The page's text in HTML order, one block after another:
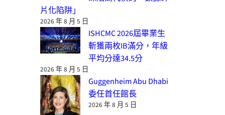
片化陷阱」
2026 年 8 月 5 日
ISHCMC 2026屆畢業生
斬獲兩枚IB滿分，年級
平均分達34.5分
2026 年 8 月 5 日
Guggenheim Abu Dhabi
委任首任館長
2026 年 8 月 5 日